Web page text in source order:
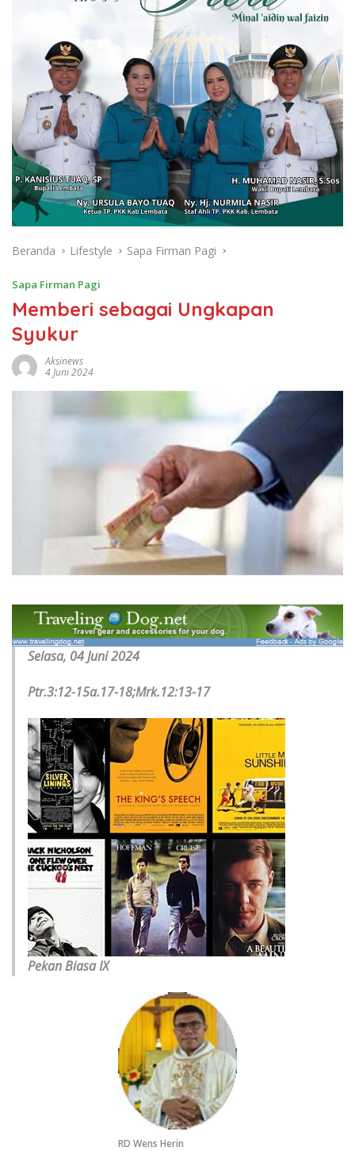
Beranda Lifestyle Sapa Firman Pagi
Sapa Firman Pagi
Memberi sebagai Ungkapan
Syukur
Aksinews
4 Juni 2024
Selasa, 04 Juni 2024
Ptr.3:12-15a.17-18;Mrk.12:13-17
Pekan Biasa IX
RD Wens Herin